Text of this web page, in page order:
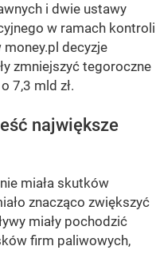
i dwie ustawy
w ramach kontroli
money.pl decyzje
zmniejszyć tegoroczne
7,3 mld zł.
największe
miała skutków
znacząco zwiększyć
miały pochodzić
firm paliwowych,